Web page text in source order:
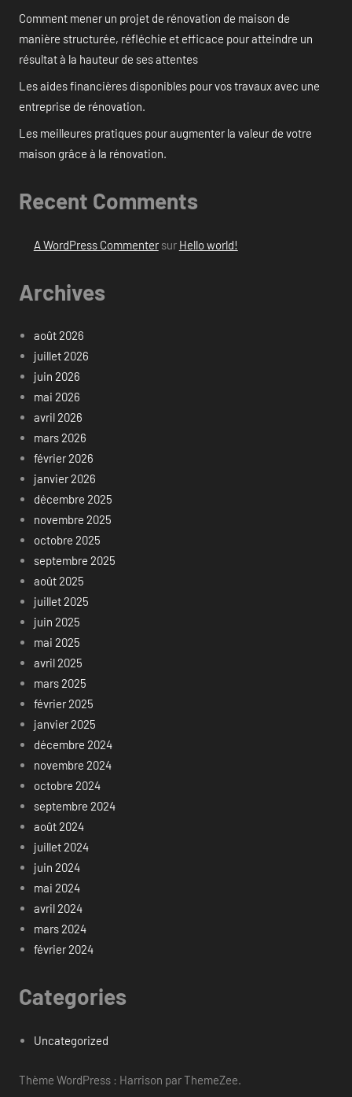
Comment mener un projet de rénovation de maison de
manière structurée, réfléchie et efficace pour atteindre un
résultat à la hauteur de ses attentes
Les aides financières disponibles pour vos travaux avec une
entreprise de rénovation.
Les meilleures pratiques pour augmenter la valeur de votre
maison grâce à la rénovation.
Recent Comments
A WordPress Commentersur Hello world!
Archives
août 2026
juillet 2026
juin 2026
mai 2026
avril 2026
mars 2026
février 2026
janvier 2026
décembre 2025
novembre 2025
octobre 2025
septembre 2025
août 2025
juillet 2025
juin 2025
mai 2025
avril 2025
mars 2025
février 2025
janvier 2025
décembre 2024
novembre 2024
octobre 2024
septembre 2024
août 2024
juillet 2024
juin 2024
mai 2024
avril 2024
mars 2024
février 2024
Categories
Uncategorized
Thème WordPress : Harrison par ThemeZee.